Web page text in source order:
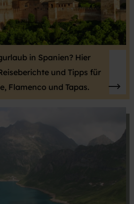
in Spanien? Hier
und Tipps für
Flamenco und Tapas.